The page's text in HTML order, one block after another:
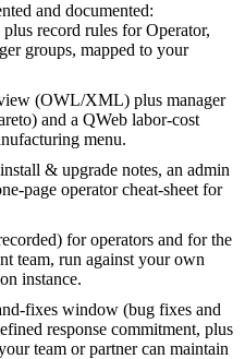
and documented:
record rules for Operator,
groups, mapped to your
(OWL/XML) plus manager
and a QWeb labor-cost
menu.
& upgrade notes, an admin
page operator cheat-sheet for
for operators and for the
team, run against your own
instance.
fixes window (bug fixes and
response commitment, plus
team or partner can maintain